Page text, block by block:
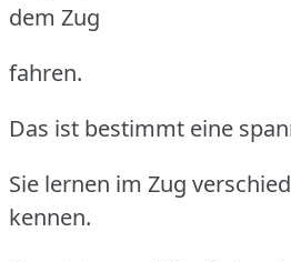
dem Zug
fahren.
Das ist bestimmt eine
Sie lernen im Zug
kennen.